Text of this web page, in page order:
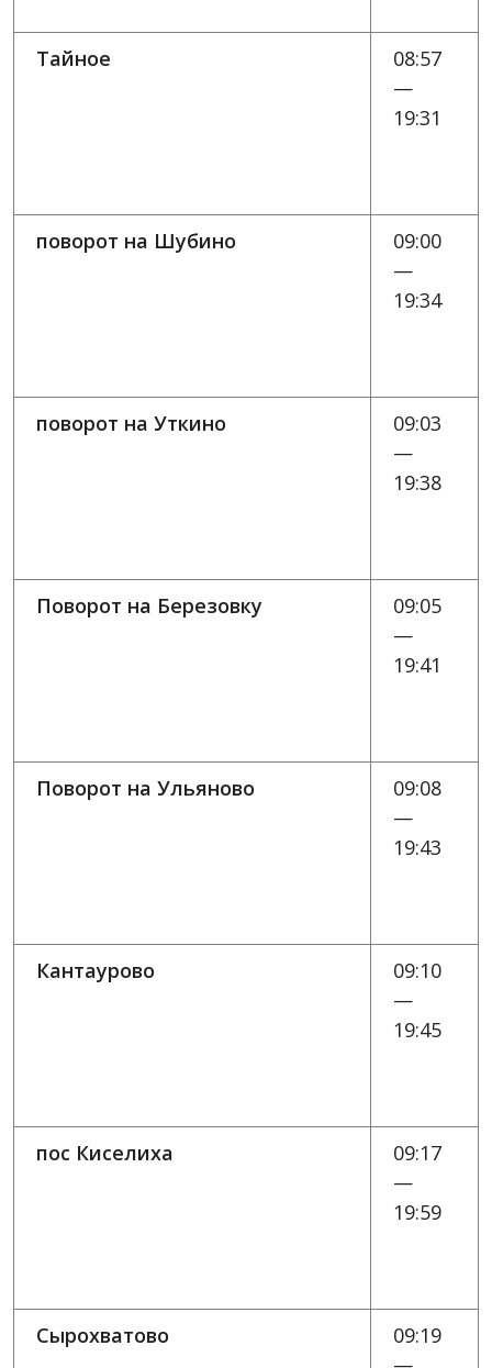
Тайное
08:57
—
19:31
поворот на Шубино
09:00
—
19:34
поворот на Уткино
09:03
—
19:38
Поворот на Березовку
09:05
—
19:41
Поворот на Ульяново
09:08
—
19:43
Кантаурово
09:10
—
19:45
пос Киселиха
09:17
—
19:59
Сырохватово
09:19